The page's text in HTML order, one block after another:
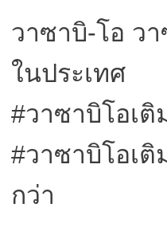
วาซาบิ-โอ ว
ในประเทศ
#วาซาบิโอเ
#วาซาบิโอเ
กว่า